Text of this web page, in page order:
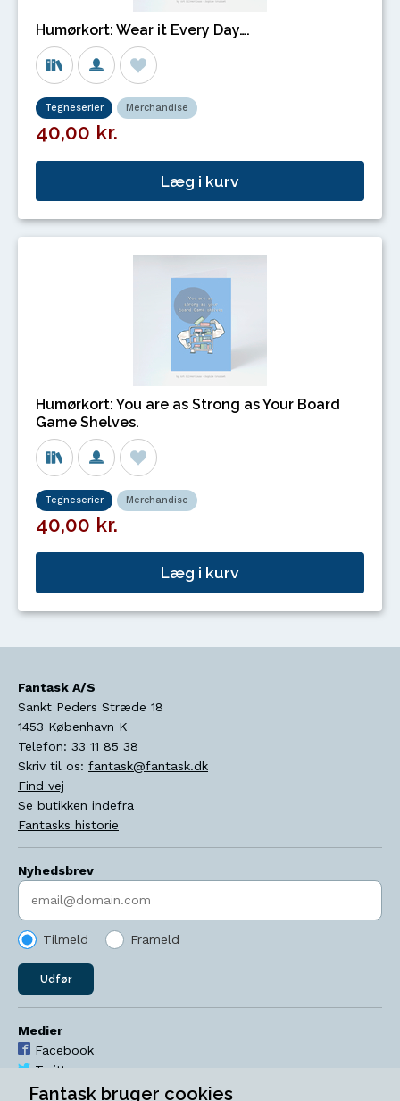
Humørkort: Wear it Every Day….
Tegneserier Merchandise
40,00 kr.
Læg i kurv
Humørkort: You are as Strong as Your Board
Game Shelves.
Tegneserier Merchandise
40,00 kr.
Læg i kurv
Fantask A/S
Sankt Peders Stræde 18
1453 København K
Telefon: 33 11 85 38
Skriv til os: fantask@fantask.dk
Find vej
Se butikken indefra
Fantasks historie
Nyhedsbrev
Indtast søgeord
Tilmeld Frameld
Udfør
Medier
Facebook
Twitter
YouTube
Fantask bruger cookies